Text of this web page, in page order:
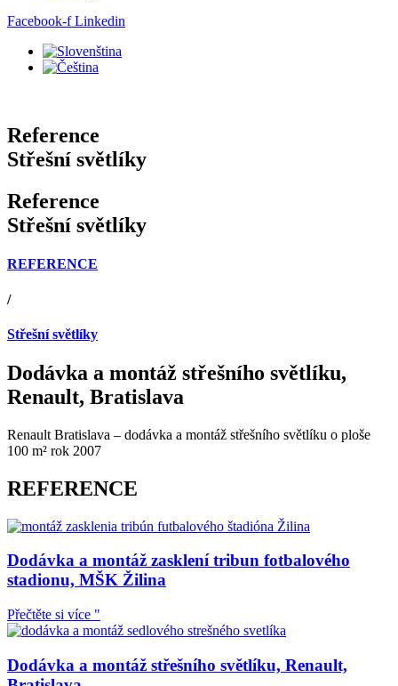
Facebook-f Linkedin
Reference
Střešní světlíky
Reference
Střešní světlíky
REFERENCE
/
Střešní světlíky
Dodávka a montáž střešního světlíku,
Renault, Bratislava
Renault Bratislava – dodávka a montáž střešního světlíku o ploše
100 m² rok 2007
REFERENCE
Dodávka a montáž zasklení tribun fotbalového
stadionu, MŠK Žilina
Přečtěte si více "
Dodávka a montáž střešního světlíku, Renault,